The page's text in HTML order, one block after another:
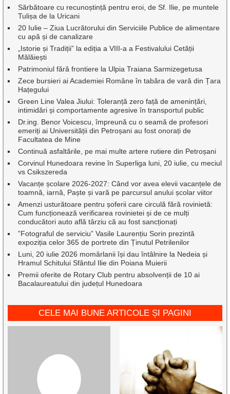
Sărbătoare cu recunoștință pentru eroi, de Sf. Ilie, pe muntele
Tulișa de la Uricani
20 Iulie – Ziua Lucrătorului din Serviciile Publice de alimentare
cu apă și de canalizare
„Istorie și Tradiții” la ediția a VIII-a a Festivalului Cetății
Mălăiești
Patrimoniul fără frontiere la Ulpia Traiana Sarmizegetusa
Zece bursieri ai Academiei Române în tabăra de vară din Țara
Hațegului
Green Line Valea Jiului: Toleranță zero față de amenințări,
intimidări și comportamente agresive în transportul public
Dr.ing. Benor Voicescu, împreună cu o seamă de profesori
emeriți ai Universității din Petroșani au fost onorați de
Facultatea de Mine
Continuă asfaltările, pe mai multe artere rutiere din Petroșani
Corvinul Hunedoara revine în Superliga luni, 20 iulie, cu meciul
vs Csikszereda
Vacanțe școlare 2026-2027: Când vor avea elevii vacanțele de
toamnă, iarnă, Paște și vară pe parcursul anului școlar viitor
Amenzi usturătoare pentru șoferii care circulă fără rovinietă:
Cum funcționează verificarea rovinietei și de ce mulți
conducători auto află târziu că au fost sancționați
”Fotograful de serviciu” Vasile Laurențiu Sorin prezintă
expoziția celor 365 de portrete din Ținutul Petrilenilor
Luni, 20 iulie 2026 momârlanii își dau întâlnire la Nedeia și
Hramul Schitului Sfântul Ilie din Poiana Muierii
Premii oferite de Rotary Club pentru absolvenții de 10 ai
Bacalaureatului din județul Hunedoara
CELE MAI BUNE ARTICOLE ȘI PAGINI